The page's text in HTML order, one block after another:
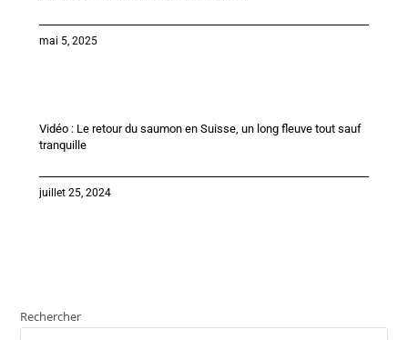
mai 5, 2025
Vidéo : Le retour du saumon en Suisse, un long fleuve tout sauf
tranquille
juillet 25, 2024
Rechercher